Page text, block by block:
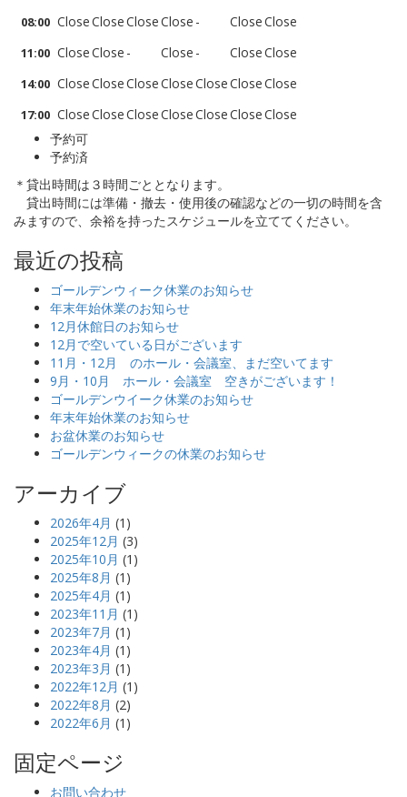
08:00 CloseCloseCloseClose - CloseClose
11:00 CloseClose - Close - CloseClose
14:00 CloseCloseCloseCloseCloseCloseClose
17:00 CloseCloseCloseCloseCloseCloseClose
予約可
予約済
＊貸出時間は３時間ごととなります。
貸出時間には準備・撤去・使用後の確認などの一切の時間を含
みますので、余裕を持ったスケジュールを立ててください。
最近の投稿
ゴールデンウィーク休業のお知らせ
年末年始休業のお知らせ
12月休館日のお知らせ
12月で空いている日がございます
11月・12月 のホール・会議室、まだ空いてます
9月・10月 ホール・会議室 空きがございます！
ゴールデンウイーク休業のお知らせ
年末年始休業のお知らせ
お盆休業のお知らせ
ゴールデンウィークの休業のお知らせ
アーカイブ
2026年4月 (1)
2025年12月 (3)
2025年10月 (1)
2025年8月 (1)
2025年4月 (1)
2023年11月 (1)
2023年7月 (1)
2023年4月 (1)
2023年3月 (1)
2022年12月 (1)
2022年8月 (2)
2022年6月 (1)
固定ページ
お問い合わせ